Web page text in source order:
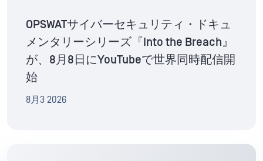
OPSWATサイバーセキュリティ・ドキュ
メンタリーシリーズ『Into the Breach』
が、8月8日にYouTubeで世界同時配信開
始
8月3 2026